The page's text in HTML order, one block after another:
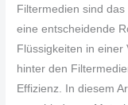
Filtermedien sind
eine entscheidende
Flüssigkeiten in einer
hinter den
Effizienz. In diesem